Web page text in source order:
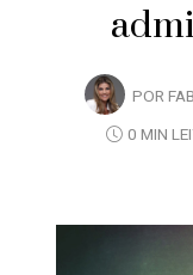
POR
0 MIN